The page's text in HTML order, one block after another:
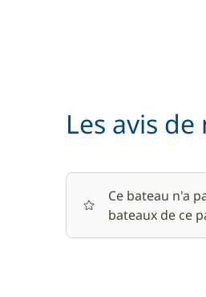
Serviettes
Les avis
Ce bateau n'a
bateaux de ce